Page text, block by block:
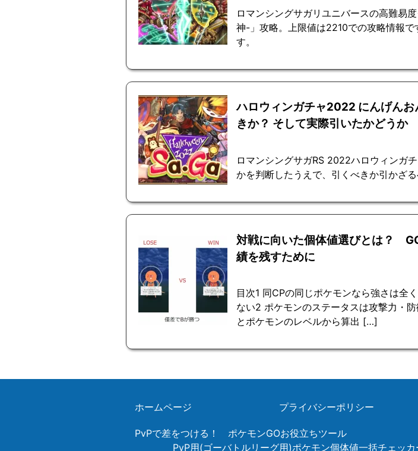
ロマンシングサガリユニバースの高難易
神-」攻略。上限値は2210での攻略情報
す。
ハロウィンガチャ2022 にんげん
きか？ そして実際引いたかどうか
ロマンシングサガRS 2022ハロウィンガ
かを判断したうえで、引くべきか引かざ
対戦に向いた個体値選びとは？
績を残すために
目次1 同CPの同じポケモンなら強さは全
ない2 ポケモンのステータスは攻撃力・
とポケモンのレベルから算出 […]
ホームページ プライバシーポリシー
PvPで差をつける！ ポケモンGOお役立ちツール
PvP用(ゴーバトルリーグ用)ポケモン個体値一括チェッカ